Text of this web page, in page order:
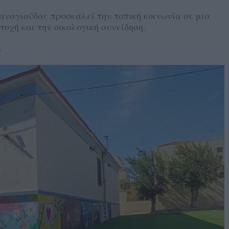
προσκαλεί την τοπική κοινωνία σε μια
και την οικολογική συνείδηση.